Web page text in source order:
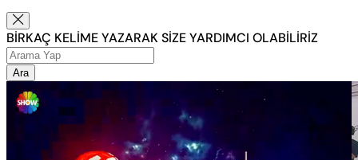
BİRKAÇ KELİME YAZARAK SİZE YARDIMCI OLABİLİRİZ
Ara